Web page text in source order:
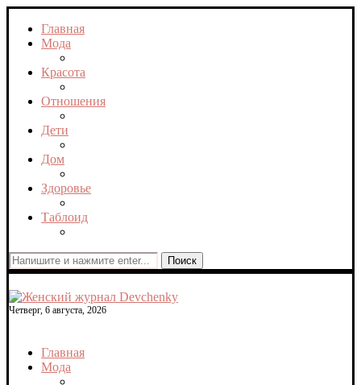
Главная
Мода
Красота
Отношения
Дети
Дом
Здоровье
Таблоид
Поиск
Четверг, 6 августа, 2026
Главная
Мода